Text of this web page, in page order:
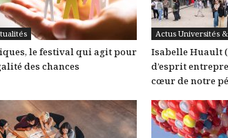
le festival qui agit pour
des chances
Actus Universités
Isabelle Huault
d’esprit
cœur de notre